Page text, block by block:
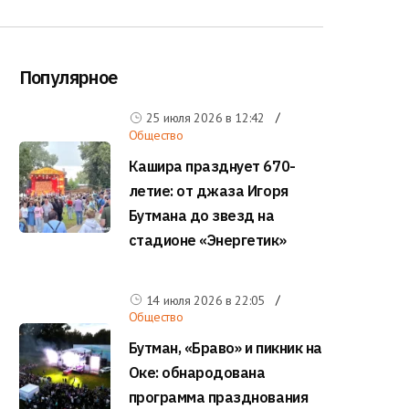
Популярное
25 июля 2026 в 12:42
Общество
Кашира празднует 670-
летие: от джаза Игоря
Бутмана до звезд на
стадионе «Энергетик»
14 июля 2026 в 22:05
Общество
Бутман, «Браво» и пикник на
Оке: обнародована
программа празднования